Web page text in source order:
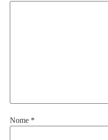
Nome *